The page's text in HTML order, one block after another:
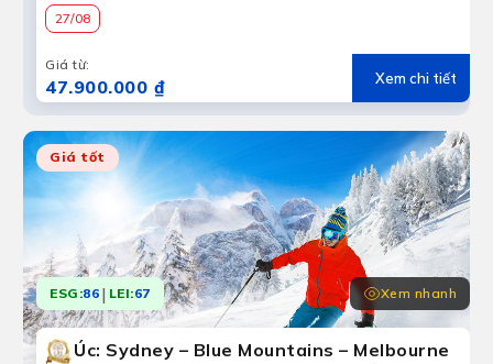
27/08
Giá từ:
47.900.000 ₫ Xem chi tiết
Giá tốt
ESG:86 | LEI:67 Xem nhanh
Úc: Sydney – Blue Mountains – Melbourne